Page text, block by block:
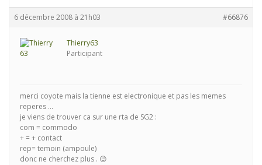
6 décembre 2008 à 21h03 #66876
Thierry63
Participant
merci coyote mais la tienne est electronique et pas les memes
reperes …
je viens de trouver ca sur une rta de SG2 :
com = commodo
+ = + contact
rep= temoin (ampoule)
donc ne cherchez plus . 😉